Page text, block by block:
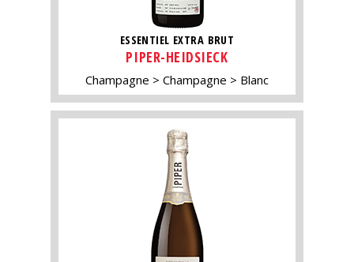
ESSENTIEL EXTRA BRUT
PIPER-HEIDSIECK
Champagne Champagne Blanc